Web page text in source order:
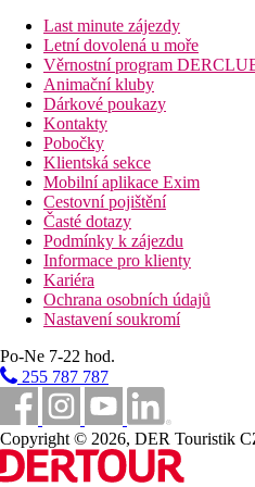
Snídaně
Snídaně formou bufetu.
Polopenze
Snídaně a večeře formou
Sportovní nabídka
Zdarma:volejbal, fitness.
Za poplatek: tenisový kurt,
pláži.
Zábava
1× týdně večerní zábavné
Děti
Dětské hřiště, dětská postýlka
Internet
Zdarma: WiFi v lobby.
Web
http://www.hotelosiris.com
Last minute zájezdy
Letní dovolená u moře
Věrnostní program
Animační kluby
Dárkové poukazy
Kontakty
Pobočky
Klientská sekce
Mobilní aplikace Exim
Cestovní pojištění
Časté dotazy
Podmínky k zájezdu
Informace pro klienty
Kariéra
Ochrana osobních údajů
Nastavení soukromí
Po-Ne 7-22 hod.
255 787 787
Copyright © 2026, DER Touristik